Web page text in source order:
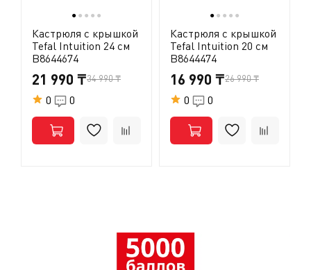
● ● ● ● ●
Кастрюля с крышкой
Tefal Intuition 24 см
B8644674
21 990 ₸34 990 ₸
0 0
● ● ● ● ●
Кастрюля с крышкой
Tefal Intuition 20 см
B8644474
16 990 ₸26 990 ₸
0 0